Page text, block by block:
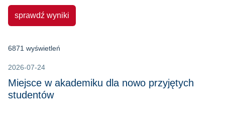
sprawdź wyniki
6871 wyświetleń
2026-07-24
Miejsce w akademiku dla nowo przyjętych
studentów